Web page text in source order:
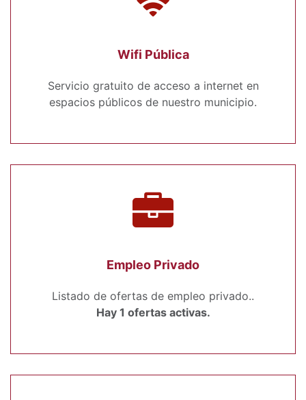
Wifi Pública
Servicio gratuito de acceso a internet en
espacios públicos de nuestro municipio.
Empleo Privado
Listado de ofertas de empleo privado..
Hay 1 ofertas activas.